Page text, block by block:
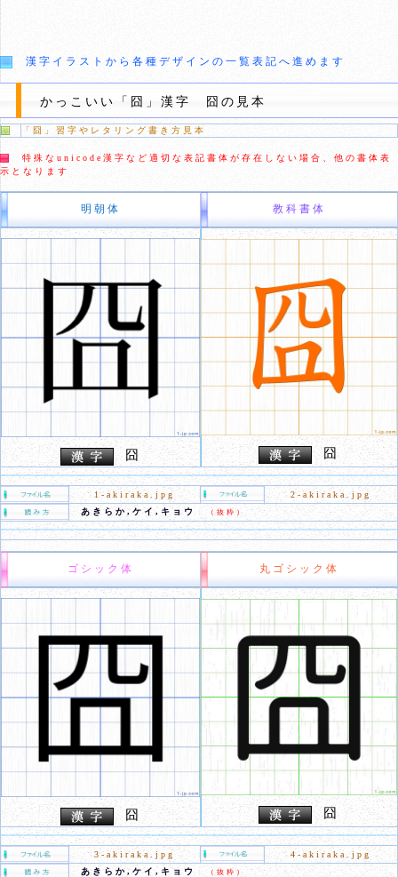
漢字イラストから各種デザインの一覧表記へ進めます
かっこいい「囧」漢字 囧の見本
「囧」習字やレタリング書き方見本
特殊なunicode漢字など適切な表記書体が存在しない場合、他の書体表
示となります
明朝体 教科書体
囧 囧
1-akiraka.jpg
2-akiraka.jpg
あきらか,ケイ,キョウ
（抜粋）
ゴシック体 丸ゴシック体
囧 囧
3-akiraka.jpg
4-akiraka.jpg
あきらか,ケイ,キョウ
（抜粋）